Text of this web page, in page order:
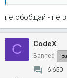
не обобщай - не
C CodeX
Banned
6 650